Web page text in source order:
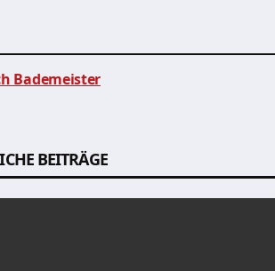
Bademeister
BEITRÄGE